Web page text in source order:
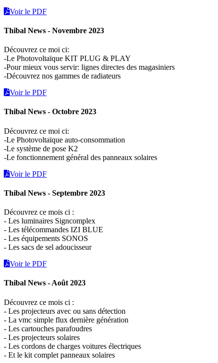
Voir le PDF
Thibal News - Novembre 2023
Découvrez ce moi ci:
-Le Photovoltaïque KIT PLUG & PLAY
-Pour mieux vous servir: lignes directes des magasiniers
-Découvrez nos gammes de radiateurs
Voir le PDF
Thibal News - Octobre 2023
Découvrez ce moi ci:
-Le Photovoltaïque auto-consommation
-Le système de pose K2
-Le fonctionnement général des panneaux solaires
Voir le PDF
Thibal News - Septembre 2023
Découvrez ce mois ci :
- Les luminaires Signcomplex
- Les télécommandes IZI BLUE
- Les équipements SONOS
- Les sacs de sel adoucisseur
Voir le PDF
Thibal News - Août 2023
Découvrez ce mois ci :
- Les projecteurs avec ou sans détection
- La vmc simple flux dernière génération
- Les cartouches parafoudres
- Les projecteurs solaires
- Les cordons de charges voitures électriques
- Et le kit complet panneaux solaires